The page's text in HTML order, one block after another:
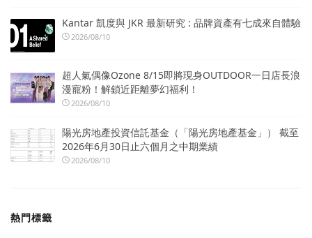
Kantar 凱度與 JKR 最新研究 : 品牌資產有七成來自體驗
2026/08/10
超人氣偶像Ozone 8/15即將現身OUTDOOR一日店長浪
漫寵粉！解鎖近距離夢幻福利！
2026/08/10
陽光房地產投資信託基金（「陽光房地產基金」） 截至
2026年6月30日止六個月之中期業績
2026/08/10
熱門標籤